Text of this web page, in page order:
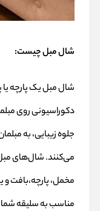
شال مبل چیست:
شال مبل یک پارچه
دکوراسیونی روی
جلوه زیبایی، به
می‌کنند. شال‌های
مخمل، پارچه،بافت
مناسب به سلیقه